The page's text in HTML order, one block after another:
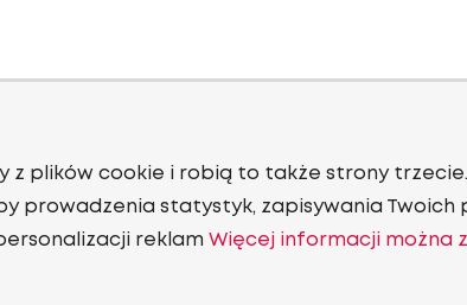
z plików cookie i robią to także strony trzecie.
prowadzenia statystyk, zapisywania
reklam Więcej informacji można